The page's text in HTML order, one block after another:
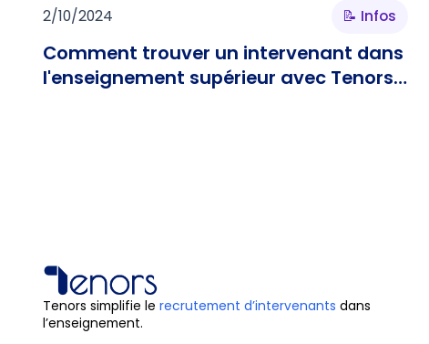
2/10/2024 📝 Infos
Comment trouver un intervenant dans
l'enseignement supérieur avec Tenors
Tenors simplifie lerecrutement d’intervenants dans
l’enseignement.